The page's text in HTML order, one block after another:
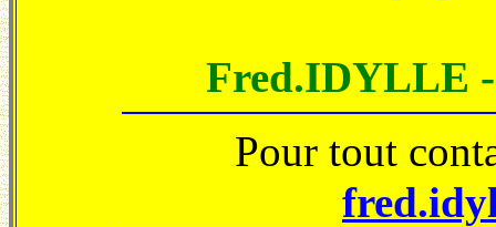
Fred.IDYLLE
Pour tout